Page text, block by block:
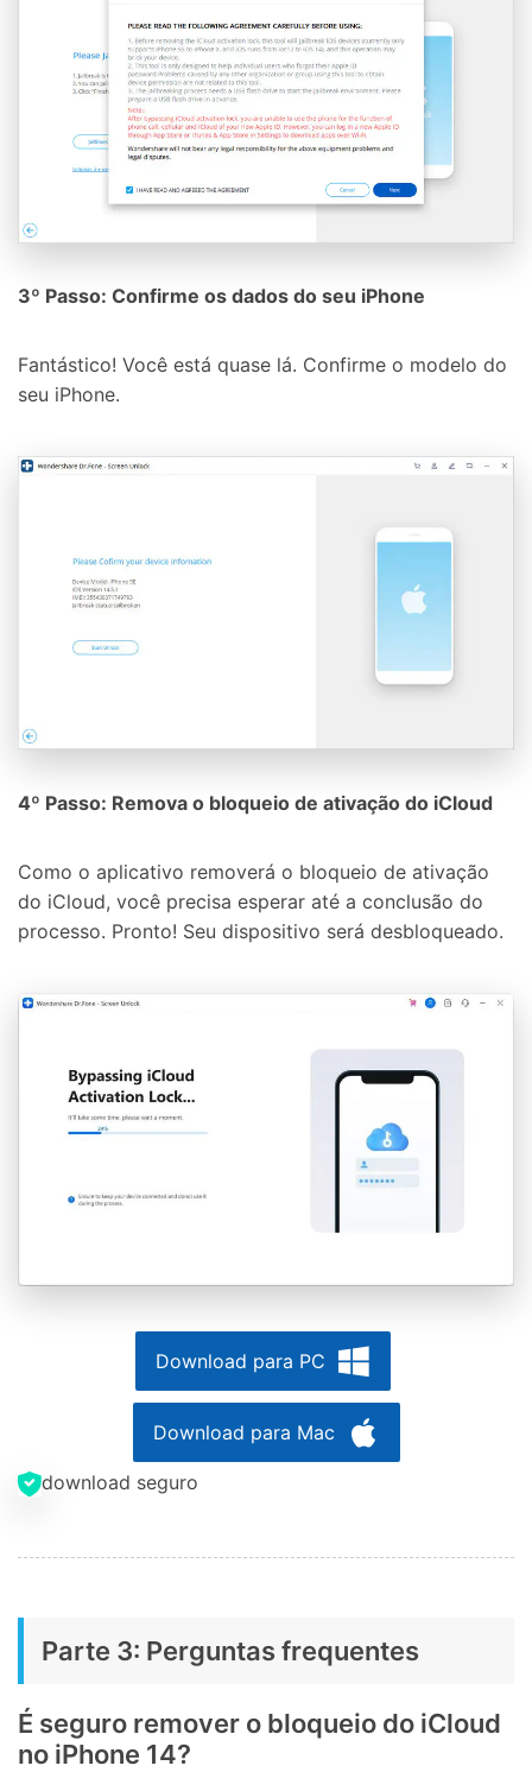
3º Passo: Confirme os dados do seu iPhone
Fantástico! Você está quase lá. Confirme o modelo do
seu iPhone.
4º Passo: Remova o bloqueio de ativação do iCloud
Como o aplicativo removerá o bloqueio de ativação
do iCloud, você precisa esperar até a conclusão do
processo. Pronto! Seu dispositivo será desbloqueado.
Download para PC
Download para Mac
download seguro
Parte 3: Perguntas frequentes
É seguro remover o bloqueio do iCloud
no iPhone 14?